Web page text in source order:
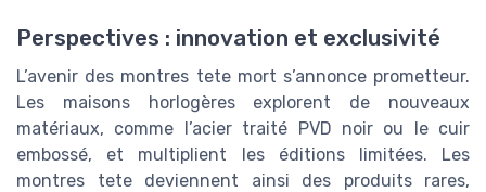
Perspectives : innovation et exclusivité
L’avenir des montres tete mort s’annonce prometteur.
Les maisons horlogères explorent de nouveaux
matériaux, comme l’acier traité PVD noir ou le cuir
embossé, et multiplient les éditions limitées. Les
montres tete deviennent ainsi des produits rares,